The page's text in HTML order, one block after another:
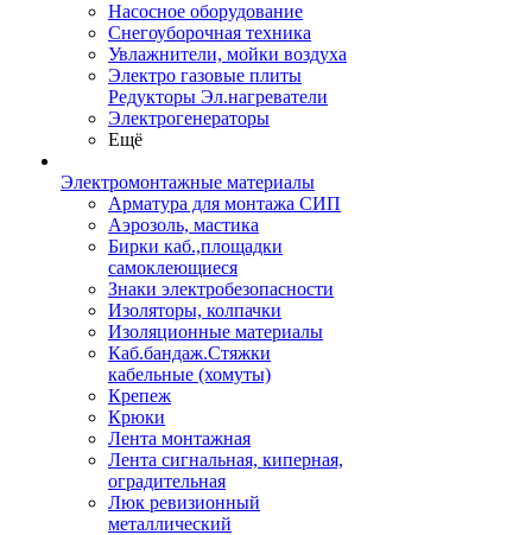
Насосное оборудование
Снегоуборочная техника
Увлажнители, мойки воздуха
Электро газовые плиты
Редукторы Эл.нагреватели
Электрогенераторы
Ещё
Электромонтажные материалы
Арматура для монтажа СИП
Аэрозоль, мастика
Бирки каб.,площадки
самоклеющиеся
Знаки электробезопасности
Изоляторы, колпачки
Изоляционные материалы
Каб.бандаж.Стяжки
кабельные (хомуты)
Крепеж
Крюки
Лента монтажная
Лента сигнальная, киперная,
оградительная
Люк ревизионный
металлический